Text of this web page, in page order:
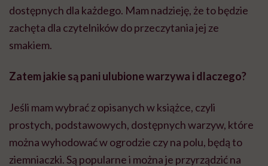
dostępnych dla każdego. Mam nadzieję, że to będzie
zachęta dla czytelników do przeczytania jej ze
smakiem.
Zatem jakie są pani ulubione warzywa i dlaczego?
Jeśli mam wybrać z opisanych w książce, czyli
prostych, podstawowych, dostępnych warzyw, które
można wyhodować w ogrodzie czy na polu, będą to
ziemniaczki. Są popularne i można je przyrządzić na